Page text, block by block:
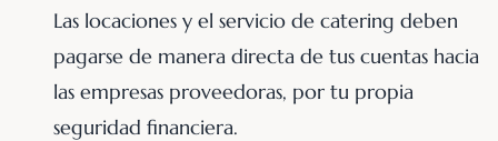
Las locaciones y el servicio de catering deben
pagarse de manera directa de tus cuentas hacia
las empresas proveedoras, por tu propia
seguridad financiera.